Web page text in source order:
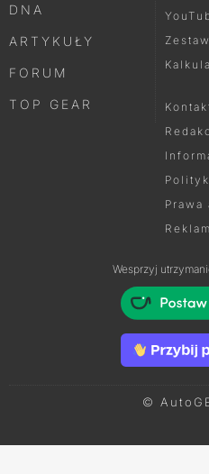
DNA
ARTYKUŁY
FORUM
TOP GEAR
Prawa
Wesprzyj
©